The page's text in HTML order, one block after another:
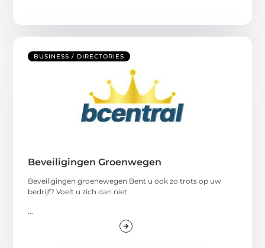
BUSINESS / DIRECTORIES
Beveiligingen Groenwegen
Beveiligingen groenewegen Bent u ook zo trots op uw
bedrijf? Voelt u zich dan niet